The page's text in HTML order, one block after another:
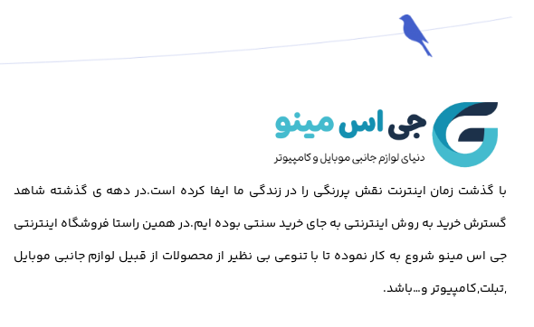
با گذشت زمان اینترنت نقش پررنگی را در زندگی ما ایفا کرده است.در دهه ی گذشته شاهد
گسترش خرید به روش اینترنتی به جای خرید سنتی بوده ایم.در همین راستا فروشگاه اینترنتی
جی اس مینو شروع به کار نموده تا با تنوعی بی نظیر از محصولات از قبیل لوازم جانبی موبایل
,تبلت,کامپیوتر و…باشد.